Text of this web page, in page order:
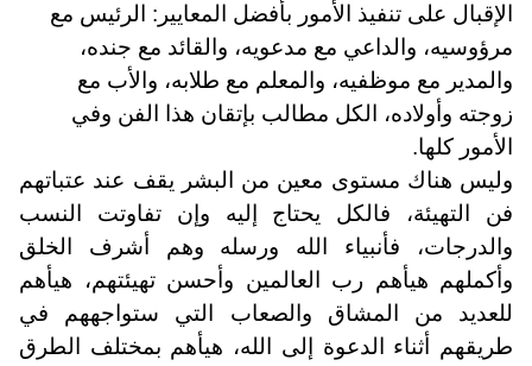
الإقبال على تنفيذ الأمور بأفضل المعايير: الرئيس مع
مرؤوسيه، والداعي مع مدعويه، والقائد مع جنده،
والمدير مع موظفيه، والمعلم مع طلابه، والأب مع
زوجته وأولاده، الكل مطالب بإتقان هذا الفن وفي
الأمور كلها.
وليس هناك مستوى معين من البشر يقف عند عتباتهم
فن التهيئة، فالكل يحتاج إليه وإن تفاوتت النسب
والدرجات، فأنبياء الله ورسله وهم أشرف الخلق
وأكملهم هيأهم رب العالمين وأحسن تهيئتهم، هيأهم
للعديد من المشاق والصعاب التي ستواجههم في
طريقهم أثناء الدعوة إلى الله، هيأهم بمختلف الطرق